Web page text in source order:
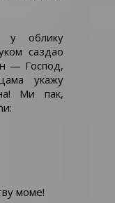
у облику
саздао
— Господ,
укажу
Ми пак,
моме!